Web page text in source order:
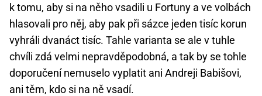
k tomu, aby si na něho vsadili u Fortuny a ve volbách
hlasovali pro něj, aby pak při sázce jeden tisíc korun
vyhráli dvanáct tisíc. Tahle varianta se ale v tuhle
chvíli zdá velmi nepravděpodobná, a tak by se tohle
doporučení nemuselo vyplatit ani Andreji Babišovi,
ani těm, kdo si na ně vsadí.